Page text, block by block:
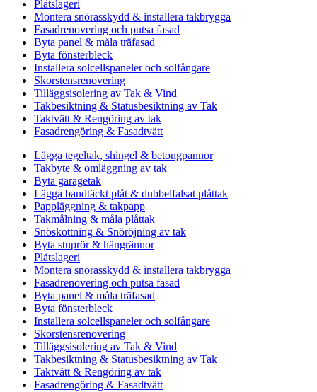
Plåtslageri
Montera snörasskydd & installera takbrygga
Fasadrenovering och putsa fasad
Byta panel & måla träfasad
Byta fönsterbleck
Installera solcellspaneler och solfångare
Skorstensrenovering
Tilläggsisolering av Tak & Vind
Takbesiktning & Statusbesiktning av Tak
Taktvätt & Rengöring av tak
Fasadrengöring & Fasadtvätt
Lägga tegeltak, shingel & betongpannor
Takbyte & omläggning av tak
Byta garagetak
Lägga bandtäckt plåt & dubbelfalsat plåttak
Pappläggning & takpapp
Takmålning & måla plåttak
Snöskottning & Snöröjning av tak
Byta stuprör & hängrännor
Plåtslageri
Montera snörasskydd & installera takbrygga
Fasadrenovering och putsa fasad
Byta panel & måla träfasad
Byta fönsterbleck
Installera solcellspaneler och solfångare
Skorstensrenovering
Tilläggsisolering av Tak & Vind
Takbesiktning & Statusbesiktning av Tak
Taktvätt & Rengöring av tak
Fasadrengöring & Fasadtvätt